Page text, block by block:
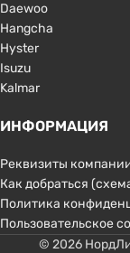
Daewoo
Hangcha
Hyster
Isuzu
Kalmar
ИНФОРМАЦИЯ
Реквизиты
Как добраться
Политика
Пользовательское
© 2026